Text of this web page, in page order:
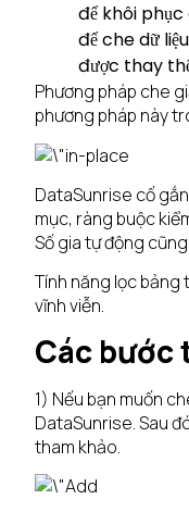
để khôi
để che dữ
được thay
Phương pháp che
phương pháp này
DataSunrise cố
mục, ràng buộc
Số gia tự động
Tính năng lọc bảng
vĩnh viễn.
Các bước
1) Nếu bạn muốn
DataSunrise. Sau
tham khảo.